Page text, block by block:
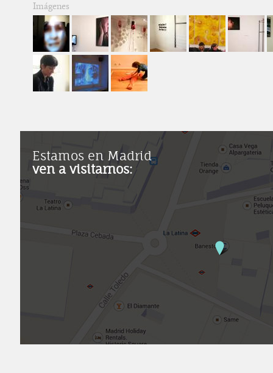
Imágenes
Estamos en Madrid
ven a visitarnos: